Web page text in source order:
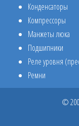
Конденсаторы
Компрессоры
Манжеты люка
Подшипники
Реле уровня
Ремни
©